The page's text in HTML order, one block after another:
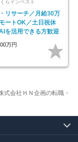
らインベスト
リサーチ／月給30万
ートOK／土日祝休
を活用できる方歓迎
万円
式会社ＨＮ企画の転職・